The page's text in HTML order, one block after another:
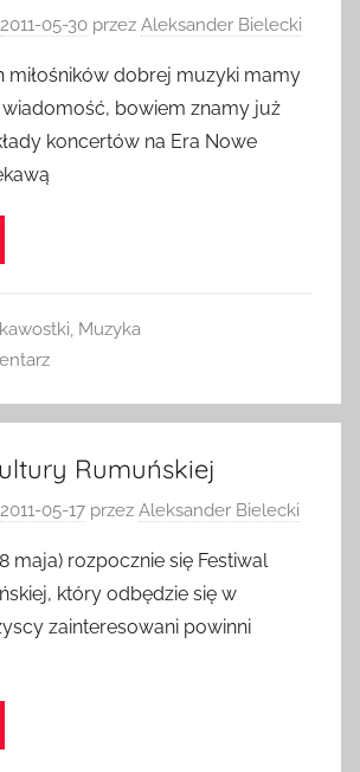
2011-05-30 przez Aleksander Bielecki
miłośników dobrej muzyki mamy
bowiem znamy już
koncertów na Era Nowe
Muzyka
Rumuńskiej
2011-05-17 przez Aleksander Bielecki
maja) rozpocznie się Festiwal
który odbędzie się w
zainteresowani powinni